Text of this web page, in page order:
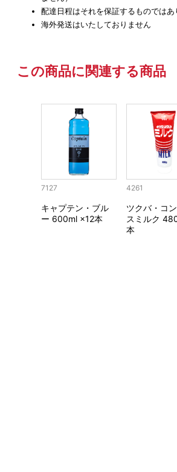
配達日程はそれを保証するものでは
海外発送はいたしておりません
この商品に関連する商品
7127
キャプテン・ブル
ー 600ml ×12本
4261
ツクバ・コ
スミルク
本